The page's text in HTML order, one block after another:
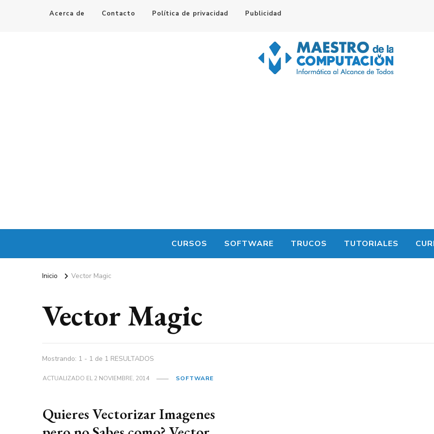
Acerca de Contacto Política de privacidad Publicidad
CURSOS SOFTWARE TRUCOS TUTORIALES
Inicio Vector Magic
Vector Magic
Mostrando: 1 - 1 de 1 RESULTADOS
ACTUALIZADO EL2 NOVIEMBRE, 2014 SOFTWARE
Quieres Vectorizar Imagenes